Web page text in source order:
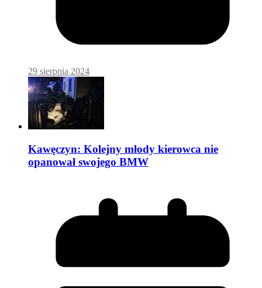
29 sierpnia 2024
Kawęczyn: Kolejny młody kierowca nie
opanował swojego BMW